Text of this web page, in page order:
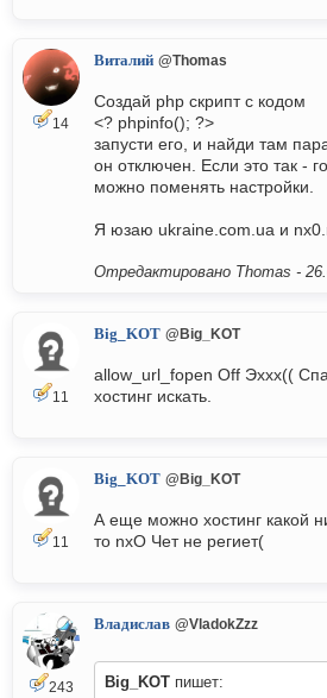
14
Виталий @Thomas
Создай php скрипт с кодом
<? phpinfo(); ?>
запусти его, и найди там
он отключен. Если это так -
можно поменять настройки.
Я юзаю ukraine.com.ua и
Отредактировано Thomas -
11
Big_KOT @Big_KOT
allow_url_fopen Off Эххх((
хостинг искать.
11
Big_KOT @Big_KOT
А еще можно хостинг какой
то nxO Чет не региет(
243
Владислав @VladokZzz
Big_KOT пишет: